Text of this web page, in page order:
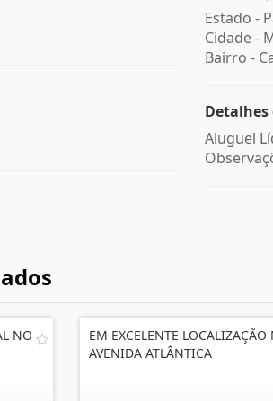
Estado -
Cidade -
Bairro -
Detalhes
Aluguel
NO
EM EXCELENTE LOCALIZAÇÃO
AVENIDA ATLÂNTICA